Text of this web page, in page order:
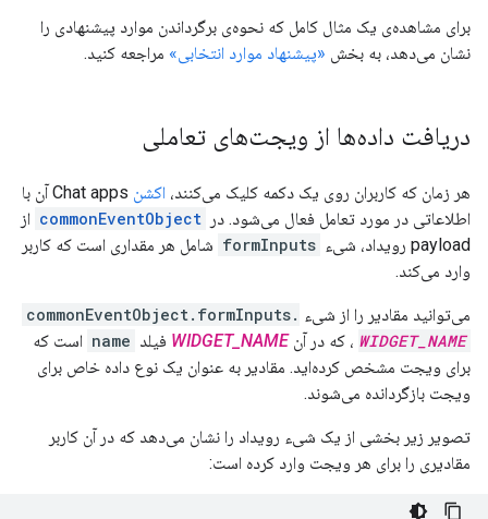
برای مشاهده‌ی یک مثال کامل که نحوه‌ی برگرداندن موارد پیشنهادی را
نشان می‌دهد، به بخش «پیشنهاد موارد انتخابی» مراجعه کنید.
دریافت داده‌ها از ویجت‌های تعاملی
هر زمان که کاربران روی یک دکمه کلیک می‌کنند، اکشن
Chat apps آن با
اطلاعاتی در مورد تعامل فعال می‌شود. در commonEventObject از
payload رویداد، شیء
formInputs شامل هر مقداری است که کاربر
وارد می‌کند.
می‌توانید مقادیر را از شیء commonEventObject.formInputs.
WIDGET_NAME ، که در آنWIDGET_NAME فیلد name است که
برای ویجت مشخص کرده‌اید. مقادیر به عنوان یک نوع داده خاص برای
ویجت بازگردانده می‌شوند.
تصویر زیر بخشی از یک شیء رویداد را نشان می‌دهد که در آن کاربر
مقادیری را برای هر ویجت وارد کرده است: